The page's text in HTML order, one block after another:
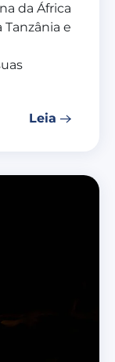
da África
e
Leia